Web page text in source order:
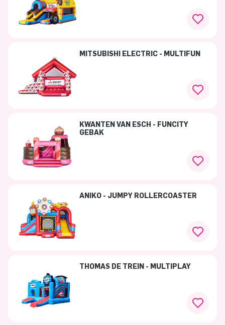
MITSUBISHI ELECTRIC - MULTIFUN
KWANTEN VAN ESCH - FUNCITY
GEBAK
ANIKO - JUMPY ROLLERCOASTER
THOMAS DE TREIN - MULTIPLAY